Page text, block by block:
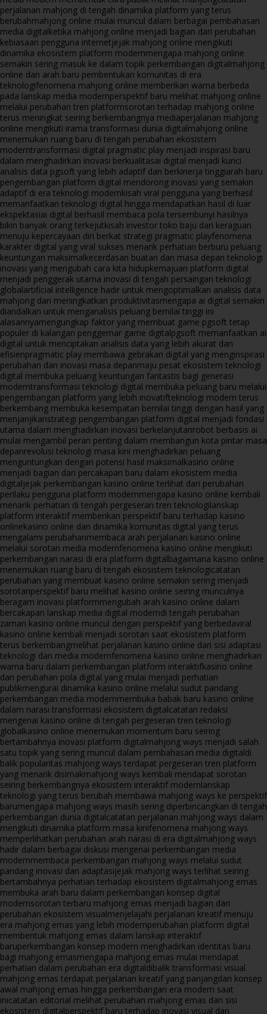
perjalanan mahjong di tengah dinamika platform yang terus
berubahmahjong online mulai muncul dalam berbagai pembahasan
media digitalketika mahjong online menjadi bagian dari perubahan
kebiasaan pengguna internetjejak mahjong online mengikuti
dinamika ekosistem platform modernmengapa mahjong online
semakin sering masuk ke dalam topik perkembangan digitalmahjong
online dan arah baru pembentukan komunitas di era
teknologifenomena mahjong online memberikan warna berbeda
pada lanskap media modernperspektif baru melihat mahjong online
melalui perubahan tren platformsorotan terhadap mahjong online
terus meningkat seiring berkembangnya mediaperjalanan mahjong
online mengikuti irama transformasi dunia digitalmahjong online
menemukan ruang baru di tengah perubahan ekosistem
moderntransformasi digital pragmatic play menjadi inspirasi baru
dalam menghadirkan inovasi berkualitasai digital menjadi kunci
analisis data pgsoft yang lebih adaptif dan berkinerja tinggiarah baru
pengembangan platform digital mendorong inovasi yang semakin
adaptif di era teknologi modernkisah viral pengguna yang berhasil
memanfaatkan teknologi digital hingga mendapatkan hasil di luar
ekspektasiai digital berhasil membaca pola tersembunyi hasilnya
bikin banyak orang terkejutkisah investor toko baju dari keraguan
menuju kepercayaan diri berkat strategi pragmatic playfenomena
karakter digital yang viral sukses menarik perhatian berburu peluang
keuntungan maksimalkecerdasan buatan dan masa depan teknologi
inovasi yang mengubah cara kita hidupkemajuan platform digital
menjadi penggerak utama inovasi di tengah persaingan teknologi
globalartificial intelligence hadir untuk mengoptimalkan analisis data
mahjong dan meningkatkan produktivitasmengapa ai digital semakin
diandalkan untuk menganalisis peluang bernilai tinggi ini
alasannyamengungkap faktor yang membuat game pgsoft tetap
populer di kalangan penggemar game digitalpgsoft memanfaatkan ai
digital untuk menciptakan analisis data yang lebih akurat dan
efisienpragmatic play membawa gebrakan digital yang menginspirasi
perubahan dan inovasi masa depanmaju pesat ekosistem teknologi
digital membuka peluang keuntungan fantastis bagi generasi
moderntransformasi teknologi digital membuka peluang baru melalui
pengembangan platform yang lebih inovatifteknologi modern terus
berkembang membuka kesempatan bernilai tinggi dengan hasil yang
menjanjikanstrategi pengembangan platform digital menjadi fondasi
utama dalam menghadirkan inovasi berkelanjutanrobot berbasis ai
mulai mengambil peran penting dalam membangun kota pintar masa
depanrevolusi teknologi masa kini menghadirkan peluang
menguntungkan dengan potensi hasil maksimalkasino online
menjadi bagian dari percakapan baru dalam ekosistem media
digitaljejak perkembangan kasino online terlihat dari perubahan
perilaku pengguna platform modernmengapa kasino online kembali
menarik perhatian di tengah pergeseran tren teknologilanskap
platform interaktif memberikan perspektif baru terhadap kasino
onlinekasino online dan dinamika komunitas digital yang terus
mengalami perubahanmembaca arah perjalanan kasino online
melalui sorotan media modernfenomena kasino online mengikuti
perkembangan narasi di era platform digitalbagaimana kasino online
menemukan ruang baru di tengah ekosistem teknologicatatan
perubahan yang membuat kasino online semakin sering menjadi
sorotanperspektif baru melihat kasino online seiring munculnya
beragam inovasi platformmengubah arah kasino online dalam
bercakapan lanskap media digital moderndi tengah perubahan
zaman kasino online muncul dengan perspektif yang berbedaviral
kasino online kembali menjadi sorotan saat ekosistem platform
terus berkembangmelihat perjalanan kasino online dari sisi adaptasi
teknologi dan media modernfenomena kasino online menghadirkan
warna baru dalam perkembangan platform interaktifkasino online
dan perubahan pola digital yang mulai menjadi perhatian
publikmengurai dinamika kasino online melalui sudut pandang
perkembangan media modernmembuka babak baru kasino online
dalam narasi transformasi ekosistem digitalcatatan redaksi
mengenai kasino online di tengah pergeseran tren teknologi
globalkasino online menemukan momentum baru seiring
bertambahnya inovasi platform digitalmahjong ways menjadi salah
satu topik yang sering muncul dalam pembahasan media digitaldi
balik popularitas mahjong ways terdapat pergeseran tren platform
yang menarik disimakmahjong ways kembali mendapat sorotan
seiring berkembangnya ekosistem interaktif modernlanskap
teknologi yang terus berubah membawa mahjong ways ke perspektif
barumengapa mahjong ways masih sering diperbincangkan di tengah
perkembangan dunia digitalcatatan perjalanan mahjong ways dalam
mengikuti dinamika platform masa kinifenomena mahjong ways
memperlihatkan perubahan arah narasi di era digitalmahjong ways
hadir dalam berbagai diskusi mengenai perkembangan media
modernmembaca perkembangan mahjong ways melalui sudut
pandang inovasi dan adaptasijejak mahjong ways terlihat seiring
bertambahnya perhatian terhadap ekosistem digitalmahjong emas
membuka arah baru dalam perkembangan konsep digital
modernsorotan terbaru mahjong emas menjadi bagian dari
perubahan ekosistem visualmenjelajahi perjalanan kreatif menuju
era mahjong emas yang lebih modernperubahan platform digital
membentuk mahjong emas dalam lanskap interaktif
baruperkembangan konsep modern menghadirkan identitas baru
bagi mahjong emasmengapa mahjong emas mulai mendapat
perhatian dalam perubahan era digitaldibalik transformasi visual
mahjong emas terdapat perjalanan kreatif yang panjangdari konsep
awal mahjong emas hingga perkembangan era modern saat
inicatatan editorial melihat perubahan mahjong emas dari sisi
ekosistem digitalperspektif baru terhadap inovasi visual dan